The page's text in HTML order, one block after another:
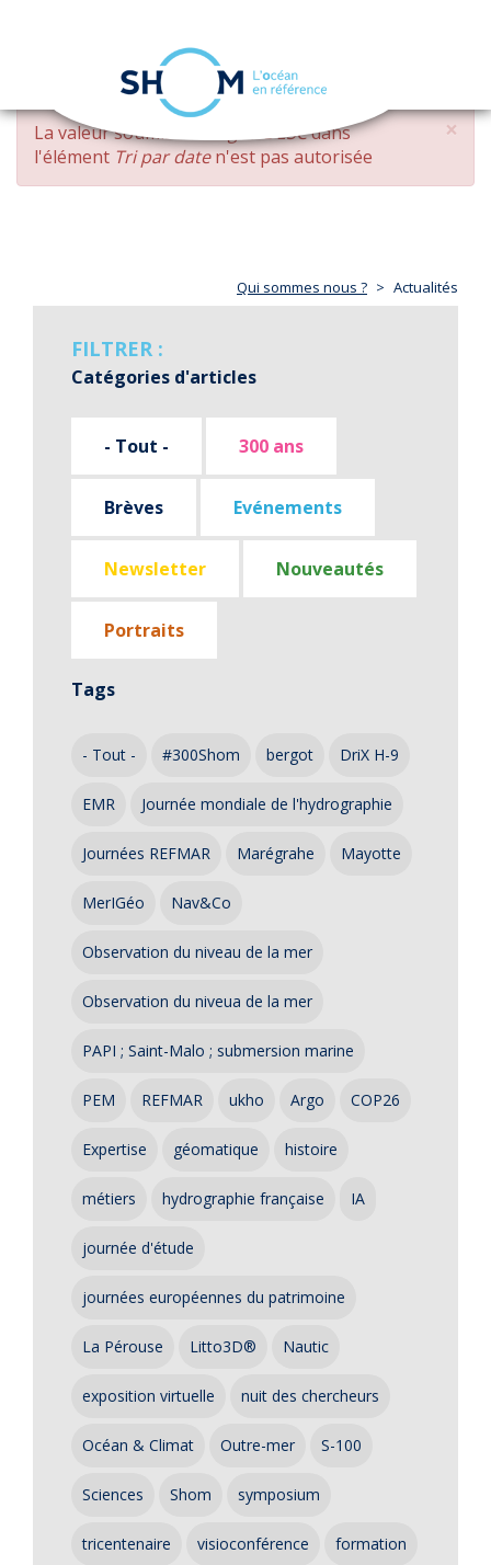
Aller
contenu
principal
navigation
×
MESSAGE
D'ERREUR
La valeur soumise changed DESCdans
l'élément Tri par daten'est pas autorisée
Qui sommes nous ? Actualités
FILTRER :
Catégories d'articles
- Tout - 300 ans
Brèves Evénements
Newsletter Nouveautés
Portraits
Tags
- Tout - #300Shom bergot DriX H-9
EMR Journée mondiale de l'hydrographie
Journées REFMAR Marégrahe Mayotte
MerIGéo Nav&Co
Observation du niveau de la mer
Observation du niveua de la mer
PAPI ; Saint-Malo ; submersion marine
PEM REFMAR ukho Argo COP26
Expertise géomatique histoire
métiers hydrographie française IA
journée d'étude
journées européennes du patrimoine
La Pérouse Litto3D® Nautic
exposition virtuelle nuit des chercheurs
Océan & Climat Outre-mer S-100
Sciences Shom symposium
tricentenaire visioconférence formation